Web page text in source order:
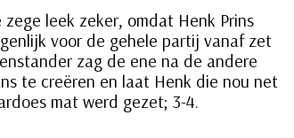
leek zeker, omdat Henk Prins
voor de gehele partij vanaf zet
zag de ene na de andere
te creëren en laat Henk die nou net
mat werd gezet; 3-4.